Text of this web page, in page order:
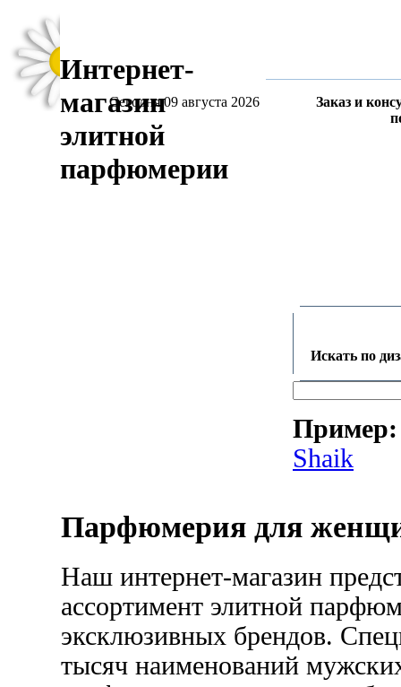
Интернет-
магазин
элитной
парфюмерии
Сегодня 09 августа 2026
Заказ и
Искать по
Пример:
Shaik
Парфюмерия для
Наш интернет-магазин
ассортимент элитной
эксклюзивных брендов.
тысяч наименований